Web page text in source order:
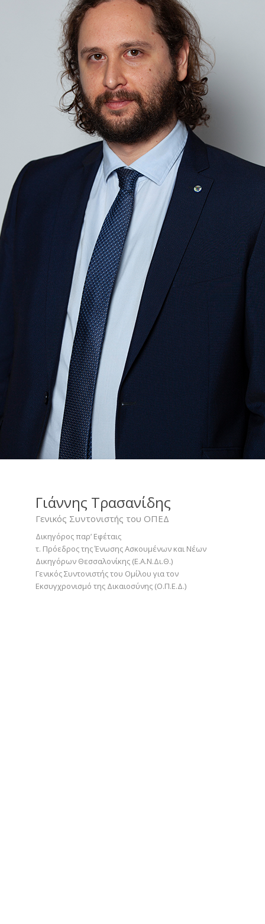
Γιάννης Τρασανίδης
Γενικός Συντονιστής του ΟΠΕΔ
Δικηγόρος παρ’ Εφέταις
τ. Πρόεδρος της Ένωσης Ασκουμένων και Νέων
Δικηγόρων Θεσσαλονίκης (Ε.Α.Ν.Δι.Θ.)
Γενικός Συντονιστής του Ομίλου για τον
Εκσυγχρονισμό της Δικαιοσύνης (Ο.Π.Ε.Δ.)